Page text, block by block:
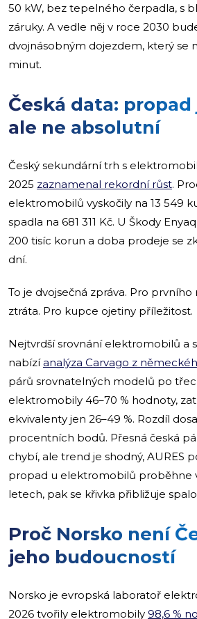
50 kW, bez tepelného čerpadla, s
záruky. A vedle něj v roce 2030
dvojnásobným dojezdem, který se
minut.
Česká data:
ale ne absolutní
Český sekundární trh s
2025 zaznamenal rekordní růst.
elektromobilů vyskočily na 13 549
spadla na 681 311 Kč. U Škody
200 tisíc korun a doba prodeje se
dní.
To je dvojsečná zpráva. Pro
ztráta. Pro kupce ojetiny příležitost.
Nejtvrdší srovnání elektromobilů a
nabízíanalýza Carvago z
párů srovnatelných modelů po
elektromobily 46–70 % hodnoty,
ekvivalenty jen 26–49 %. Rozdíl
procentních bodů. Přesná česká
chybí, ale trend je shodný, AURES
propad u elektromobilů proběhne
letech, pak se křivka přibližuje
Proč Norsko není
jeho budoucností
Norsko je evropská laboratoř
2026 tvořily elektromobily 98,6 %